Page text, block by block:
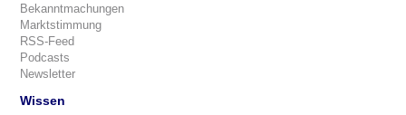
Bekanntmachungen
Marktstimmung
RSS-Feed
Podcasts
Newsletter
Wissen